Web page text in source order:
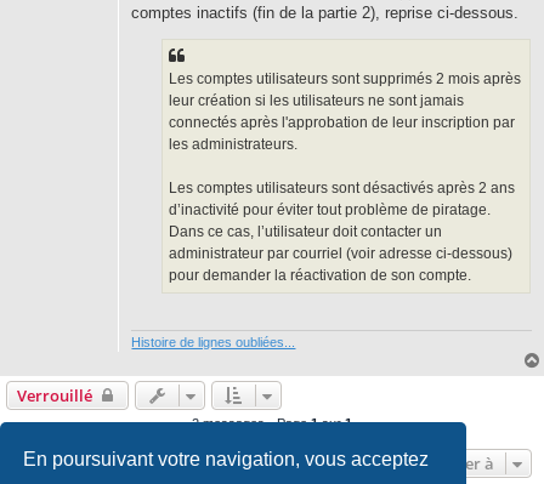
En poursuivant votre navigation, vous acceptez
g
comptes inactifs (fin de la partie 2), reprise ci-dessous.
Les comptes utilisateurs sont supprimés 2 mois après
leur création si les utilisateurs ne sont jamais
connectés après l'approbation de leur inscription par
les administrateurs.
Les comptes utilisateurs sont désactivés après 2 ans
d’inactivité pour éviter tout problème de piratage.
Dans ce cas, l’utilisateur doit contacter un
administrateur par courriel (voir adresse ci-dessous)
pour demander la réactivation de son compte.
Histoire de lignes oubliées...
Verrouillé
2 messages • Page1sur1
Aller à